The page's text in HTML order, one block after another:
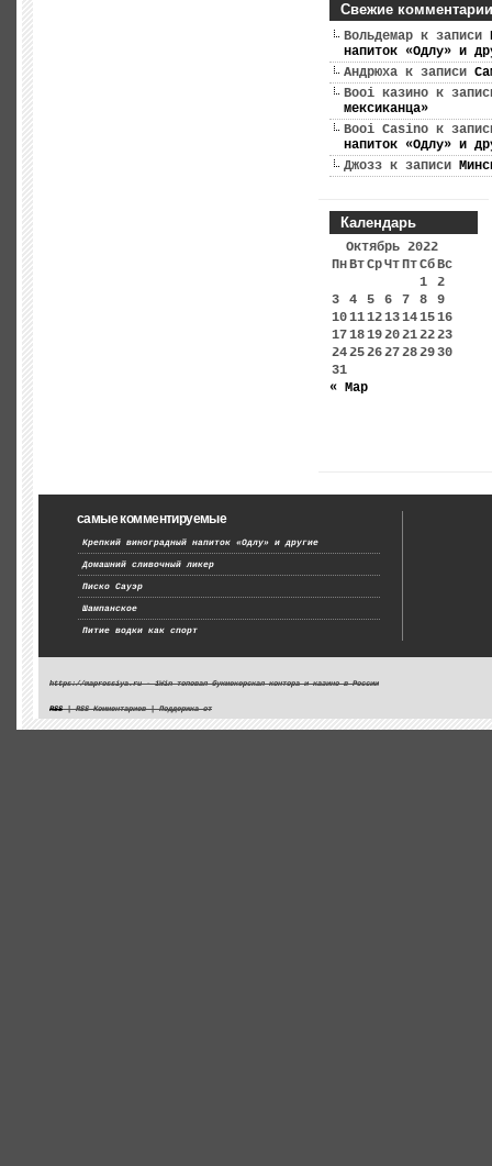
Свежие комментарии
Вольдемар к записи
напиток «Одлу» и
Андрюха к записи
Booi казино к
мексиканца»
Booi Casino к
напиток «Одлу» и
Джозз к записи
Календарь
Октябрь 2022
ПнВтСрЧтПтСбВс
1
2
3
4 5 6 7 8
9
10111213141516
17181920212223
24252627282930
31
« Мар
самые комментируемые
Крепкий виноградный напиток «Одлу» и другие
Домашний сливочный ликер
Писко Сауэр
Шампанское
Питие водки как спорт
https://maprossiya.ru - 1Win топовая букмекерская контора и казино в России
RSS| RSS Комментариев | Поддержка от